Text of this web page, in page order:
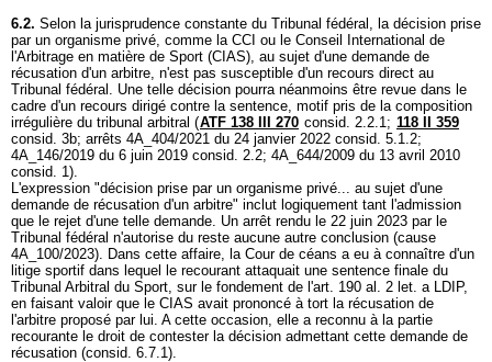
6.2. Selon la jurisprudence constante du Tribunal fédéral, la décision prise
par un organisme privé, comme la CCI ou le Conseil International de
l'Arbitrage en matière de Sport (CIAS), au sujet d'une demande de
récusation d'un arbitre, n'est pas susceptible d'un recours direct au
Tribunal fédéral. Une telle décision pourra néanmoins être revue dans le
cadre d'un recours dirigé contre la sentence, motif pris de la composition
irrégulière du tribunal arbitral (ATF 138 III 270 consid. 2.2.1; 118 II 359
consid. 3b; arrêts 4A_404/2021 du 24 janvier 2022 consid. 5.1.2;
4A_146/2019 du 6 juin 2019 consid. 2.2; 4A_644/2009 du 13 avril 2010
consid. 1).
L'expression "décision prise par un organisme privé... au sujet d'une
demande de récusation d'un arbitre" inclut logiquement tant l'admission
que le rejet d'une telle demande. Un arrêt rendu le 22 juin 2023 par le
Tribunal fédéral n'autorise du reste aucune autre conclusion (cause
4A_100/2023). Dans cette affaire, la Cour de céans a eu à connaître d'un
litige sportif dans lequel le recourant attaquait une sentence finale du
Tribunal Arbitral du Sport, sur le fondement de l'art. 190 al. 2 let. a LDIP,
en faisant valoir que le CIAS avait prononcé à tort la récusation de
l'arbitre proposé par lui. A cette occasion, elle a reconnu à la partie
recourante le droit de contester la décision admettant cette demande de
récusation (consid. 6.7.1).